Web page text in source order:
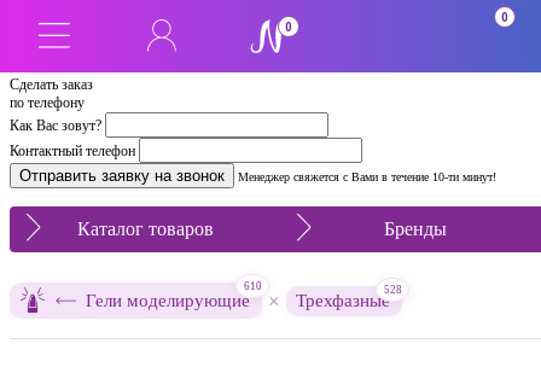
Сделать заказ
по телефону
Как Вас зовут?
Контактный телефон
Менеджер свяжется с Вами в течение 10-ти минут!
0
0
Каталог товаров Бренды
Гели моделирующие
610
× Трехфазные
528